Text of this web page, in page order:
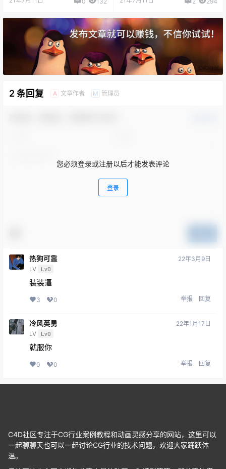
2 条回复 A 文章作者 M 管理员
您必须登录或注册以后才能发表评论
登录
热狗可靠
LV Lv0
22年3月9日
装装逼
3 0 举报 回复
冷风英勇
LV Lv0
22年1月17日
就服你
0 0 举报 回复
C4D社区专注于CG行业案例教程和动画灵感分享的网站，这里可以
一起聊聊天也可以一起讨论CG行业的技术问题，欢迎大家踊跃体
温。